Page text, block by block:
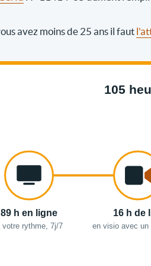
avez moins de 25 ans il faut